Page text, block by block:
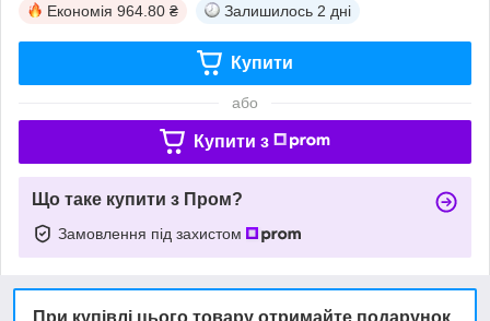
Економія 964.80 ₴ Залишилось 2 дні
Купити
або
Купити з
Що таке купити з Пром?
Замовлення під захистом
При купівлі цього товару отримайте подарунок